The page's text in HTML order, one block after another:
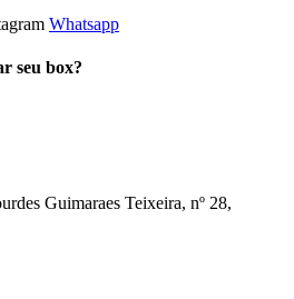
Whatsapp
seu box?
Guimaraes Teixeira, nº 28,